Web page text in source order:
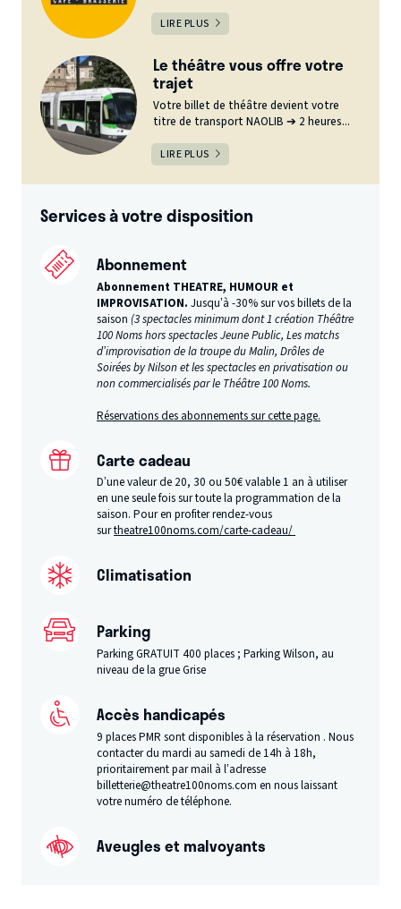
LIRE PLUS
Le théâtre vous offre votre
trajet
Votre billet de théâtre devient votre
titre de transport NAOLIB ➔ 2 heures...
LIRE PLUS
Services à votre disposition
Abonnement
Abonnement THEATRE, HUMOUR et
IMPROVISATION. Jusqu’à -30% sur vos billets de la
saison(3 spectacles minimum dont 1 création Théâtre
100 Noms hors spectacles Jeune Public, Les matchs
d’improvisation de la troupe du Malin, Drôles de
Soirées by Nilson et les spectacles en privatisation ou
non commercialisés par le Théâtre 100 Noms.
Réservations des abonnements sur cette page.
Carte cadeau
D’une valeur de 20, 30 ou 50€ valable 1 an à utiliser
en une seule fois sur toute la programmation de la
saison. Pour en profiter rendez-vous
surtheatre100noms.com/carte-cadeau/
Climatisation
Parking
Parking GRATUIT 400 places ; Parking Wilson, au
niveau de la grue Grise
Accès handicapés
9 places PMR sont disponibles à la réservation . Nous
contacter du mardi au samedi de 14h à 18h,
prioritairement par mail à l’adresse
billetterie@theatre100noms.com en nous laissant
votre numéro de téléphone.
Aveugles et malvoyants